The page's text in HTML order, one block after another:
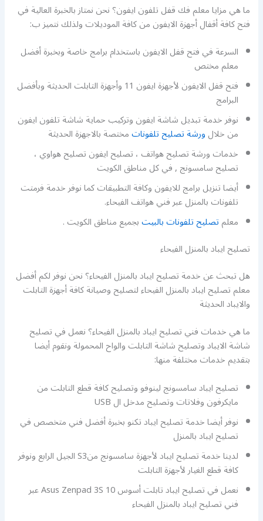
ما هي مزايا معلم فك قفل تلفون ايفون؟ نحن نمتاز بالخبرة العالية في
فتح كافة أقفال أجهزة الايفون من كافة الموديلات ولذلك نتميز ب:
السرعة في فتح قفل الايفون باستخدام برامج خاصة وبخبرة أفضل
معلم مختص
فتح قفل الايفون لأجهزة ايفون 11 وأجهزة التابلت الحديثة وبأفضل
البرامج
نوفر خدمة تبديل شاشة ايفون وتركيب حماية شاشة تلفون ايفون
من خلالورشة تصليح تلفوناتمختصة بالاجهزة الحديثة
خدمات ورشة تصليح هواتف ، تصليح ايفون تصليح هواوي ،
تصليح سامسونج , في كل مناطق الكويت
أيضا تنزيل برامج للايفون وكافة التطبيقات كما نوفر خدمة فرمتت
تلفونات بالمنزل عبر فني هواتف الفيحاء.
معلمتصليح تلفونات بالبيتبجميع مناطق الكويت .
تصليح ايباد بالمنزل الفيحاء
هل تبحث عن خدمة تصليح ايباد بالمنزل الفيحاء؟ نحن نوفر لكم أفضل
معلم تصليح ايباد بالمنزل الفيحاء لتصليح وصيانة كافة أجهزة التابلت
والايباد الحديثة
ما هي خدمات فني تصليح ايباد بالمنزل الفيحاء؟ نعمل في تصليح
شاشة الايباد وتصليح شاشة التابلت والواح المحمولة ونقوم أيضا
بتقديم خدمات مختلفة منها:
تصليح ايباد سامسونج لينوفو وتصليح كافة قطع التابلت من
مايكرفون وفلاتات وتصليح مدخل ال USB
نوفر أيضا خدمة تصليح ايباد تكنو بخبرة أفضل فني متخصص في
تصليح ايباد بالمنزل
لدينا خدمة تصليح ايباد لأجهزة سامسونج منS3 الجيل الرابع ونوفر
كافة قطع الغيار لأجهزة التابلت
نعمل في تصليح ايباد تابلت أسوس Asus Zenpad 3S 10 عبر
فني تصليح ايباد بالمنزل الفيحاء